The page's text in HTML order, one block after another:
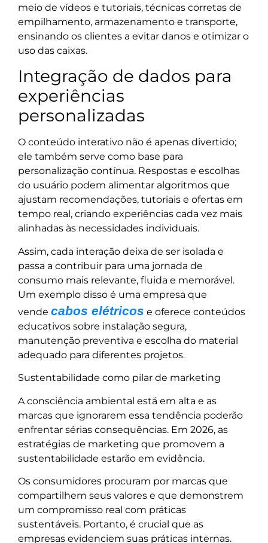
meio de vídeos e tutoriais, técnicas corretas de
empilhamento, armazenamento e transporte,
ensinando os clientes a evitar danos e otimizar o
uso das caixas.
Integração de dados para
experiências
personalizadas
O conteúdo interativo não é apenas divertido;
ele também serve como base para
personalização contínua. Respostas e escolhas
do usuário podem alimentar algoritmos que
ajustam recomendações, tutoriais e ofertas em
tempo real, criando experiências cada vez mais
alinhadas às necessidades individuais.
Assim, cada interação deixa de ser isolada e
passa a contribuir para uma jornada de
consumo mais relevante, fluida e memorável.
Um exemplo disso é uma empresa que
vende cabos elétricos e oferece conteúdos
educativos sobre instalação segura,
manutenção preventiva e escolha do material
adequado para diferentes projetos.
Sustentabilidade como pilar de marketing
A consciência ambiental está em alta e as
marcas que ignorarem essa tendência poderão
enfrentar sérias consequências. Em 2026, as
estratégias de marketing que promovem a
sustentabilidade estarão em evidência.
Os consumidores procuram por marcas que
compartilhem seus valores e que demonstrem
um compromisso real com práticas
sustentáveis. Portanto, é crucial que as
empresas evidenciem suas práticas internas.